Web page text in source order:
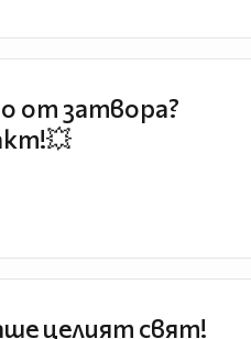
от затвора?
целият свят!